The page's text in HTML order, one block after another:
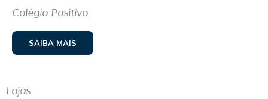
Colégio Positivo
SAIBA MAIS
Lojas